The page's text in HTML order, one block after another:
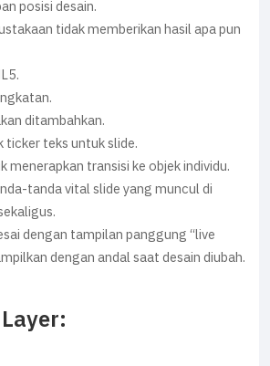
posisi desain.
tidak memberikan hasil apa pun
ditambahkan.
ticker teks untuk slide.
menerapkan transisi ke objek individu.
tanda vital slide yang muncul di
dengan tampilan panggung “live
dengan andal saat desain diubah.